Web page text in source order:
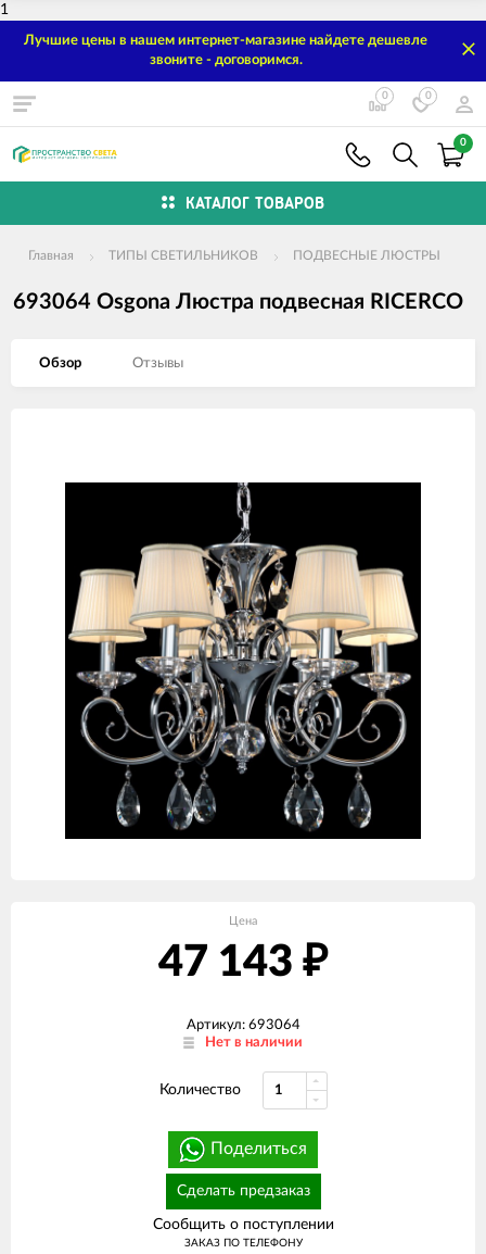
1
Лучшие цены в нашем интернет-магазине найдете дешевле
звоните - договоримся.
0 0
0
КАТАЛОГ ТОВАРОВ
Главная ТИПЫ СВЕТИЛЬНИКОВ ПОДВЕСНЫЕ ЛЮСТРЫ
693064 Osgona Люстра подвесная RICERCO
Обзор Отзывы
Цена
47 143 ₽
Артикул: 693064
Нет в наличии
Количество
Поделиться
Сделать предзаказ
Сообщить о поступлении
ЗАКАЗ ПО ТЕЛЕФОНУ